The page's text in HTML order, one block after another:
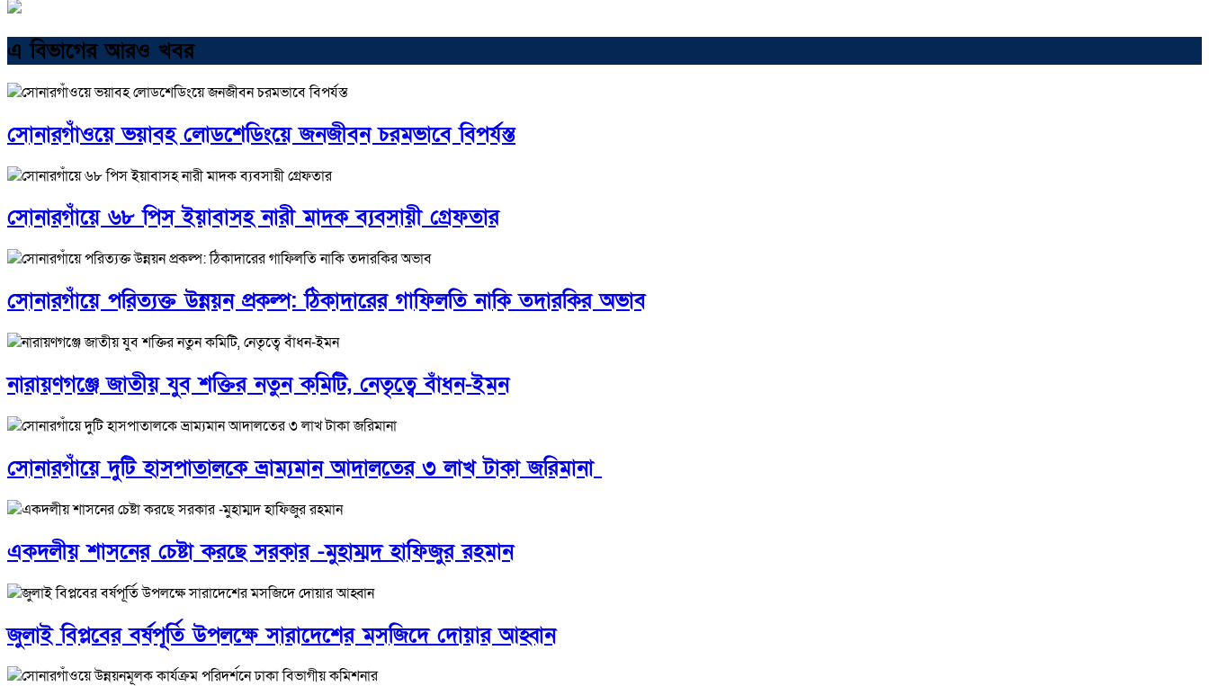
এ বিভাগের আরও খবর
সোনারগাঁওয়ে ভয়াবহ লোডশেডিংয়ে জনজীবন চরমভাবে বিপর্যস্ত
সোনারগাঁয়ে ৬৮ পিস ইয়াবাসহ নারী মাদক ব্যবসায়ী গ্রেফতার
সোনারগাঁয়ে পরিত্যক্ত উন্নয়ন প্রকল্প: ঠিকাদারের গাফিলতি নাকি তদারকির অভাব
নারায়ণগঞ্জে জাতীয় যুব শক্তির নতুন কমিটি, নেতৃত্বে বাঁধন-ইমন
সোনারগাঁয়ে দুটি হাসপাতালকে ভ্রাম্যমান আদালতের ৩ লাখ টাকা জরিমানা
একদলীয় শাসনের চেষ্টা করছে সরকার -মুহাম্মদ হাফিজুর রহমান
জুলাই বিপ্লবের বর্ষপূর্তি উপলক্ষে সারাদেশের মসজিদে দোয়ার আহ্বান